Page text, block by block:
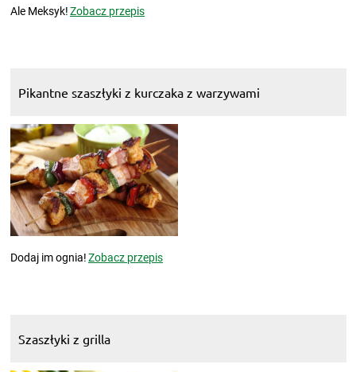
Ale Meksyk!Zobacz przepis
Pikantne szaszłyki z kurczaka z warzywami
Dodaj im ognia!Zobacz przepis
Szaszłyki z grilla